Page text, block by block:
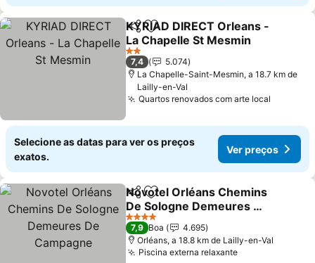
PartilharAdicionar aos favoritos
KYRIAD DIRECT Orleans -
La Chapelle St Mesmin
2 Estrelas
7,4
5.074
La Chapelle-Saint-Mesmin, a 18.7 km de
Lailly-en-Val
Quartos renovados com arte local
Selecione as datas para ver os preços
exatos.
Ver preços
PartilharAdicionar aos favoritos
Novotel Orléans Chemins
De Sologne Demeures De
Campagne
4 Estrelas
7,9 Boa
4.695
Orléans, a 18.8 km de Lailly-en-Val
Piscina externa relaxante